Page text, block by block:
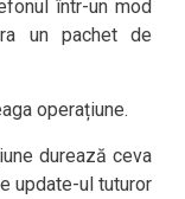
într-un mod
un pachet de
operațiune.
durează ceva
update-ul tuturor